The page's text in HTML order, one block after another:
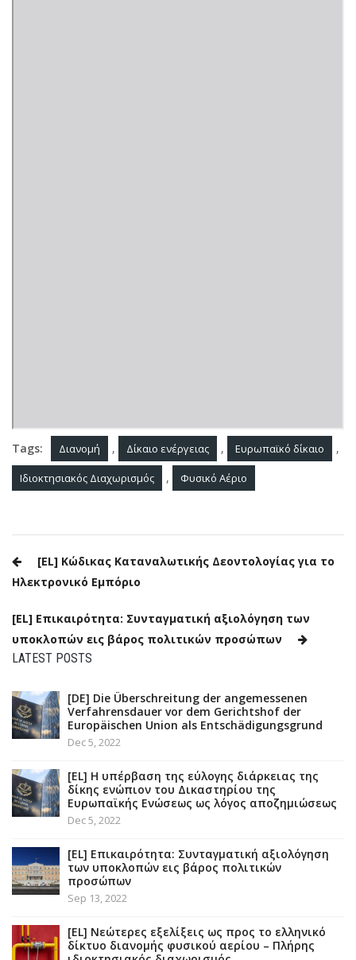
Tags: Διανομή , Δίκαιο ενέργειας , Ευρωπαϊκό δίκαιο ,
Ιδιοκτησιακός Διαχωρισμός , Φυσικό Αέριο
Post
navigation
[EL] Κώδικας Καταναλωτικής Δεοντολογίας για το
Ηλεκτρονικό Εμπόριο
[EL] Επικαιρότητα: Συνταγματική αξιολόγηση των
υποκλοπών εις βάρος πολιτικών προσώπων
LATEST POSTS
[DE] Die Überschreitung der angemessenen
Verfahrensdauer vor dem Gerichtshof der
Europäischen Union als Entschädigungsgrund
Dec 5, 2022
[EL] Η υπέρβαση της εύλογης διάρκειας της
δίκης ενώπιον του Δικαστηρίου της
Ευρωπαϊκής Ενώσεως ως λόγος αποζημιώσεως
Dec 5, 2022
[EL] Επικαιρότητα: Συνταγματική αξιολόγηση
των υποκλοπών εις βάρος πολιτικών
προσώπων
Sep 13, 2022
[EL] Νεώτερες εξελίξεις ως προς το ελληνικό
δίκτυο διανομής φυσικού αερίου – Πλήρης